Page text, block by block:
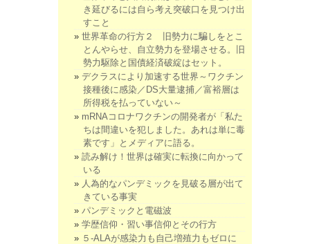
き延びるには自ら考え突破口を見つけ出
すこと
世界革命の行方２ 旧勢力に騙しをとこ
とんやらせ、自立勢力を登場させる。旧
勢力駆除と国債経済破綻はセット。
デクラスにより加速する世界～ワクチン
接種後に感染／DS大量逮捕／富裕層は
所得税を払っていない～
mRNAコロナワクチンの開発者が「私た
ちは間違いを犯しました。あれは単に毒
素です」とメディアに語る。
読み解け！世界は確実に転換に向かって
いる
人為的なパンデミックを見破る層が出て
きている事実
パンデミックと電磁波
学歴信仰・習い事信仰とその行方
５-ALAが感染力も自己増殖力もゼロに